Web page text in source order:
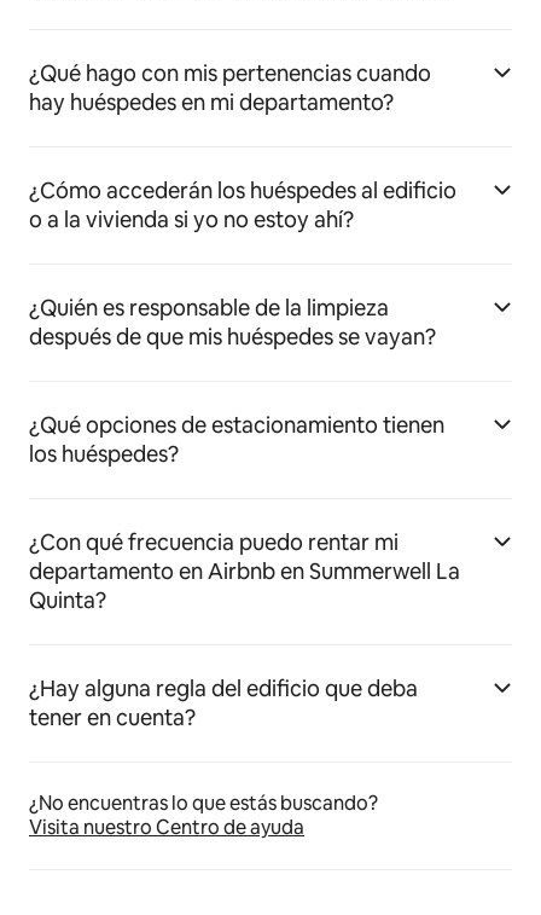
¿Qué hago con mis pertenencias cuando
hay huéspedes en mi departamento?
¿Cómo accederán los huéspedes al edificio
o a la vivienda si yo no estoy ahí?
¿Quién es responsable de la limpieza
después de que mis huéspedes se vayan?
¿Qué opciones de estacionamiento tienen
los huéspedes?
¿Con qué frecuencia puedo rentar mi
departamento en Airbnb en Summerwell La
Quinta?
¿Hay alguna regla del edificio que deba
tener en cuenta?
¿No encuentras lo que estás buscando?
Visita nuestro Centro de ayuda